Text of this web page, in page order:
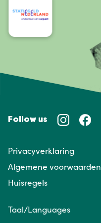
Follow us
Privacyverklaring
Algemene voorwaarden
Huisregels
Taal/Languages